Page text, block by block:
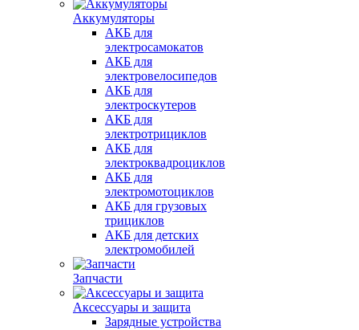
Аккумуляторы
АКБ для
электросамокатов
АКБ для
электровелосипедов
АКБ для
электроскутеров
АКБ для
электротрициклов
АКБ для
электроквадроциклов
АКБ для
электромотоциклов
АКБ для грузовых
трициклов
АКБ для детских
электромобилей
Запчасти
Аксессуары и защита
Зарядные устройства